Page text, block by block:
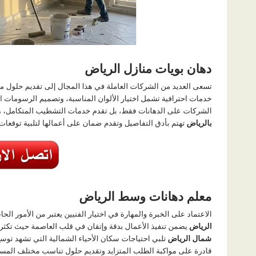
دهان بويات منازل الرياض
تسعى العديد من الشركات العاملة في هذا المجال إلى تقديم حلول
خدمات احترافية تشمل اختيار الألوان المناسبة، وتصميم الرسومات
الشركات على الدهانات فقط، بل تقدم خدمات التشطيب المتكامل،
بالرياض تهتم بأدق التفاصيل وتقدم ضمان على أعمالها لتلبية توقعات
معلم دهانات وسط الرياض
الاعتماد على الخبرة والمهارة في اختيار الفنيين يعتبر من
الرياض يضمن تنفيذ الأعمال بدقة وإتقان في قلب العاصمة حيث
شمال الرياض تلبي احتياجات سكان الأحياء الشمالية التي تشهد
قادرة على مواكبة الطلب المتزايد وتقديم حلول تناسب مختلف